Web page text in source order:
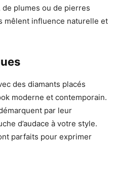
de plumes ou de pierres
mêlent influence naturelle et
des diamants placés
moderne et contemporain.
par leur
d’audace à votre style.
parfaits pour exprimer